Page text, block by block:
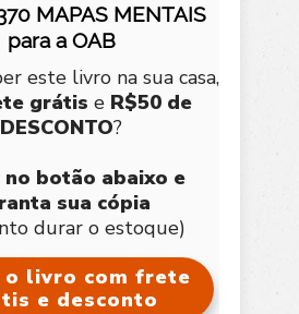
MAPAS MENTAIS
para a OAB
este livro na sua casa,
grátis e R$50 de
DESCONTO?
no botão abaixo e
sua cópia
durar o estoque)
o livro com frete
e desconto